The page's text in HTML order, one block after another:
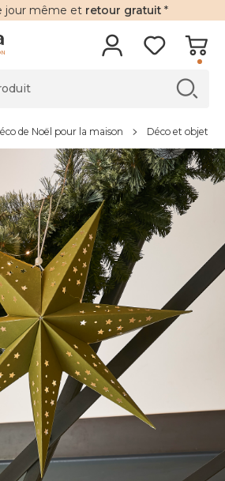
jour même et retour gratuit *
de Noël pour la maison Déco et objet de